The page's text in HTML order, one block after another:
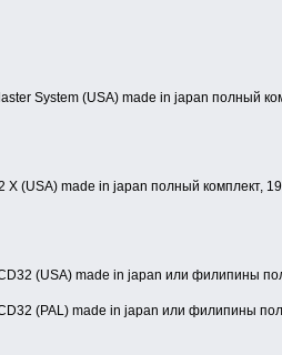
System (USA) made in japan полный
X (USA) made in japan полный комплект,
(USA) made in japan или филипины
(PAL) made in japan или филипины